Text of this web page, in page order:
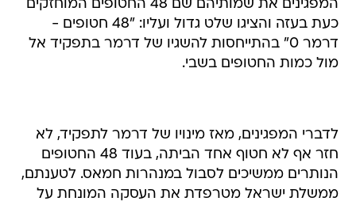
המפגינים את שמותיהם שם 48 החטופים המוחזקים
כעת בעזה והציגו שלט גדול ועליו: "48 חטופים -
דרמר 0" בהתייחסות להשגיו של דרמר בתפקיד אל
מול כמות החטופים בשבי.
לדברי המפגינים, מאז מינויו של דרמר לתפקיד, לא
חזר אף לא חטוף אחד הביתה, בעוד 48 החטופים
הנותרים ממשיכים לסבול במנהרות חמאס. לטענתם,
ממשלת ישראל מטרפדת את העסקה המונחת על